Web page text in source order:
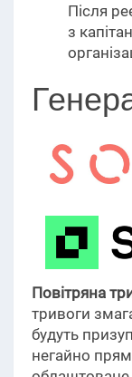
Після
з
Повітряна
тривоги
будуть
негайно